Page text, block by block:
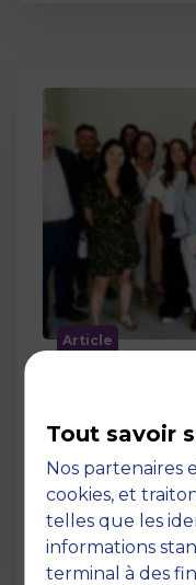
Article
de
engagement
l’innovation
12 juin 2026
La semaine
School of
jurys des
Tout savoir
Nos partenaires
cookies, et
telles que les
informations
terminal à des